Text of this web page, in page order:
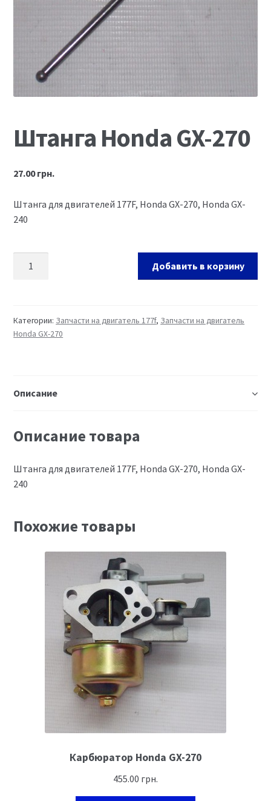
Мой аккаунт
Оформление заказа
Ремонт оборудования и инструмента
Штанга Honda GX-270
27.00грн.
Штанга для двигателей 177F, Honda GX-270, Honda GX-
240
Добавить в корзину
Категории: Запчасти на двигатель 177f, Запчасти на двигатель
Honda GX-270
Описание
Описание товара
Штанга для двигателей 177F, Honda GX-270, Honda GX-
240
Похожие товары
Карбюратор Honda GX-270
455.00 грн.